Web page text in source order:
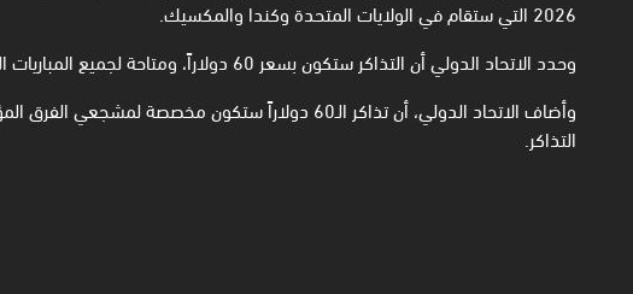
2026 التي ستقام في الولايات المتحدة وكندا والمكسيك.
وحدد الاتحاد الدولي أن التذاكر ستكون بسعر 60 دولاراً، ومتاحة لجميع المباريات الـ104، بما في ذلك المباراة النهائية.
التذاكر.